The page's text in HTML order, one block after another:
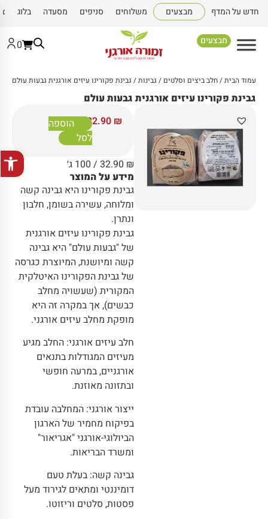
פתח
חדש על המדף מבצעים משלוחים סניפים מסעדה בלוג
מבצעים 0
עמוד הבית/חלב ביצים וסלטים / גבינות/ גבינת פקורינו עיזים אורגנית גבעות עולם
גבינת פקורינו עיזים אורגנית גבעות עולם
32.90 ₪
הוספה
לסל
32.90 ₪
/ 100 ג׳
מידע על המוצר
גבינת פקורינו היא גבינה קשה
ומלוחה, עשירה בשומן, חלבון
ונתרן.
גבינת פקורינו עיזים אורגנית
של "גבעות עולם" היא גבינה
קשה ומיושנת, המיוצרת כגרסה
של גבינת הפקורינו האיטלקית
המקורית (שעשויה מחלב
כבשים), אך במקרה זה היא
מופקת מחלב עיזים אורגני.
חלב עיזים אורגני: החלב מגיע
מעיזים המגודלות בתנאים
אורגניים, במרעה חופשי
ובתזונה מאוזנת.
ייצור אורגני: המחלבה עובדת
בפיקוח מחמיר של הארגון
הביולוגי-אורגני "אגריאור"
ומשרד הבריאות.
גבינה קשה: בעלת טעם
דומיננטי ומתאים לגירוד מעל
פסטות, סלטים וריזוטו.